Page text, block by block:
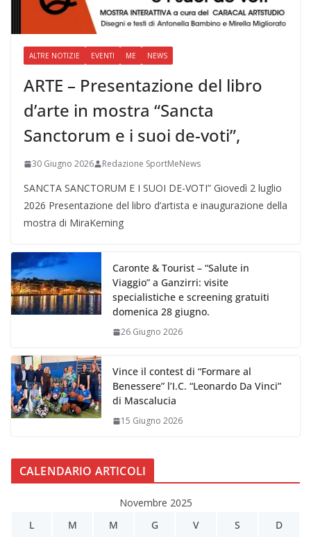
ALTRE NOTIZIE EVENTI ME NEWS
ARTE – Presentazione del libro
d’arte in mostra “Sancta
Sanctorum e i suoi de-voti”,
30 Giugno 2026 Redazione SportMeNews
SANCTA SANCTORUM E I SUOI DE-VOTI” Giovedì 2 luglio
2026 Presentazione del libro d’artista e inaugurazione della
mostra di MiraKerning
Caronte & Tourist – “Salute in
Viaggio” a Ganzirri: visite
specialistiche e screening gratuiti
domenica 28 giugno.
26 Giugno 2026
Vince il contest di “Formare al
Benessere” l’I.C. “Leonardo Da Vinci”
di Mascalucia
15 Giugno 2026
CALENDARIO ARTICOLI
Novembre 2025
L
M M G V S D